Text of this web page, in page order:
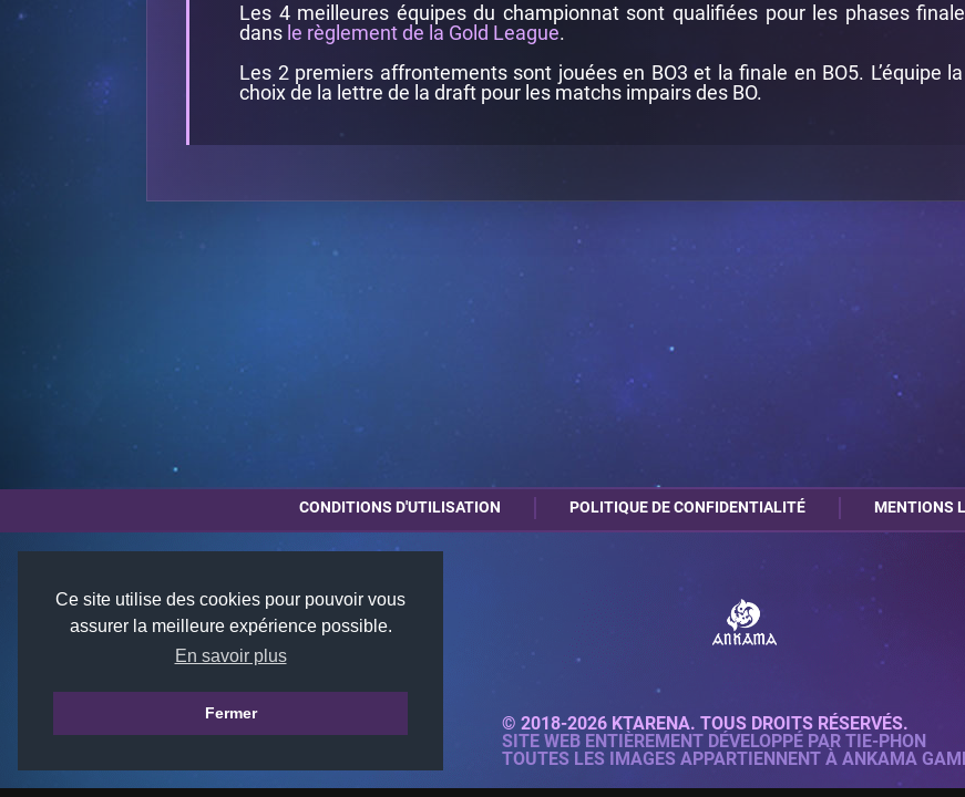
Ce site utilise des cookies pour pouvoir vous
assurer la meilleure expérience possible.
En savoir plus
Fermer
Les 4 meilleures équipes du championnat sont qualifiées pour les phases
dans le règlement de la Gold League.
Les 2 premiers affrontements sont jouées en BO3 et la finale en BO5. L’équipe
choix de la lettre de la draft pour les matchs impairs des BO.
CONDITIONS D'UTILISATION POLITIQUE DE CONFIDENTIALITÉ MENTIONS
© 2018-2026 KTARENA. TOUS DROITS RÉSERVÉS.
SITE WEB ENTIÈREMENT DÉVELOPPÉ PAR TIE-PHON
TOUTES LES IMAGES APPARTIENNENT À ANKAMA